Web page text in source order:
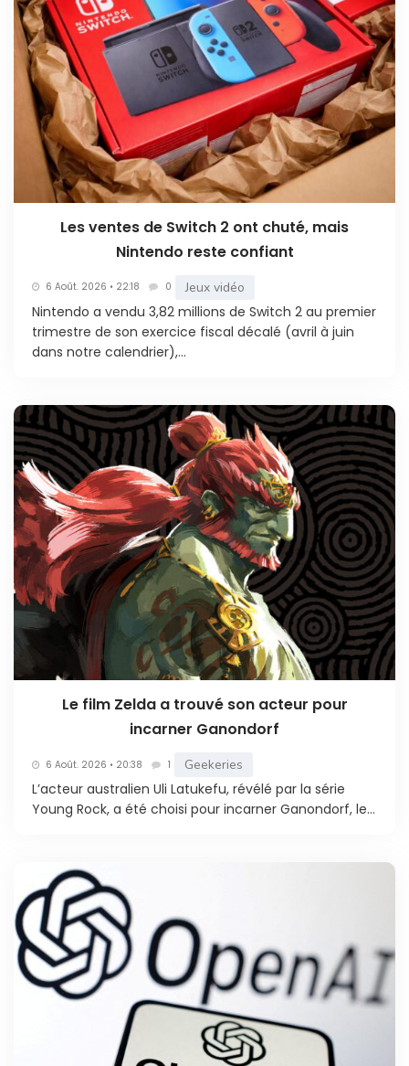
Les ventes de Switch 2 ont chuté, mais
Nintendo reste confiant
6 Août. 2026 • 22:18 0 Jeux vidéo
Nintendo a vendu 3,82 millions de Switch 2 au premier
trimestre de son exercice fiscal décalé (avril à juin
dans notre calendrier),...
Le film Zelda a trouvé son acteur pour
incarner Ganondorf
6 Août. 2026 • 20:38 1 Geekeries
L’acteur australien Uli Latukefu, révélé par la série
Young Rock, a été choisi pour incarner Ganondorf, le...